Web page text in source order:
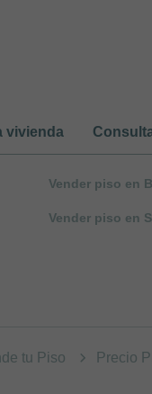
vivienda
Vender piso en
Vender piso en
tu Piso Precio